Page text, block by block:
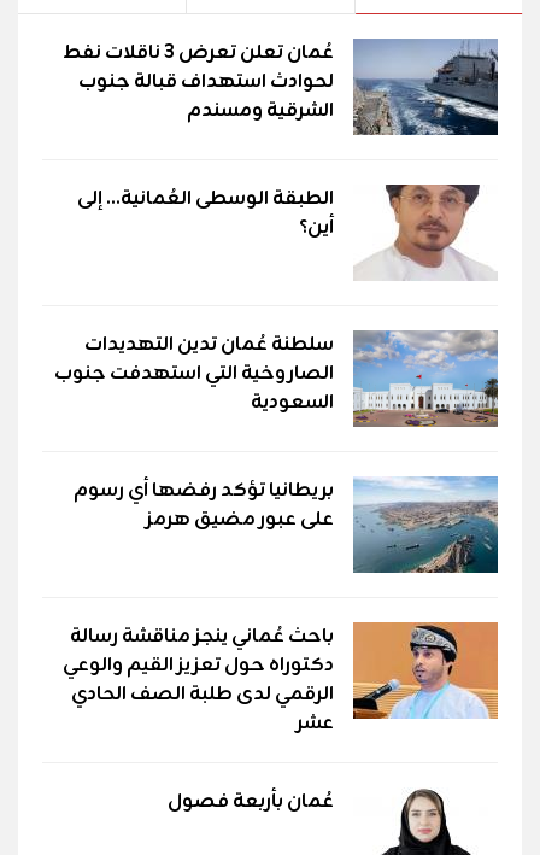
عُمان تعلن تعرض 3 ناقلات نفط
لحوادث استهداف قبالة جنوب
الشرقية ومسندم
الطبقة الوسطى العُمانية... إلى
أين؟
سلطنة عُمان تدين التهديدات
الصاروخية التي استهدفت جنوب
السعودية
بريطانيا تؤكد رفضها أي رسوم
على عبور مضيق هرمز
باحث عُماني ينجز مناقشة رسالة
دكتوراه حول تعزيز القيم والوعي
الرقمي لدى طلبة الصف الحادي
عشر
عُمان بأربعة فصول